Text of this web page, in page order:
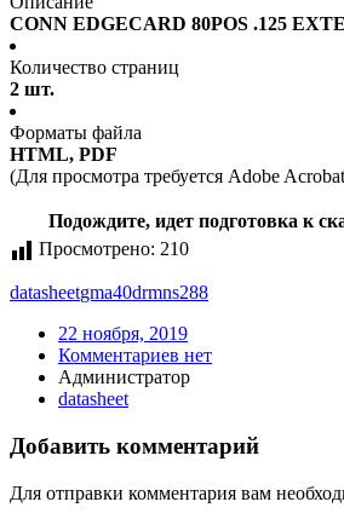
CONN EDGECARD 80POS .125
Количество страниц
2 шт.
Форматы файла
HTML, PDF
(Для просмотра требуется Adobe
Подождите, идет подготовка к
Просмотрено: 210
datasheetgma40drmns288
22 ноября, 2019
Комментариев нет
Администратор
datasheet
Добавить комментарий
Для отправки комментария вам